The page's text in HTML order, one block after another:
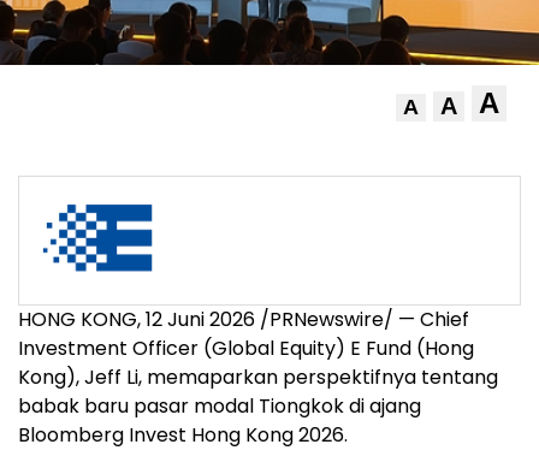
A A A
HONG KONG, 12 Juni 2026 /PRNewswire/ — Chief
Investment Officer (Global Equity) E Fund (Hong
Kong), Jeff Li, memaparkan perspektifnya tentang
babak baru pasar modal Tiongkok di ajang
Bloomberg Invest Hong Kong 2026.